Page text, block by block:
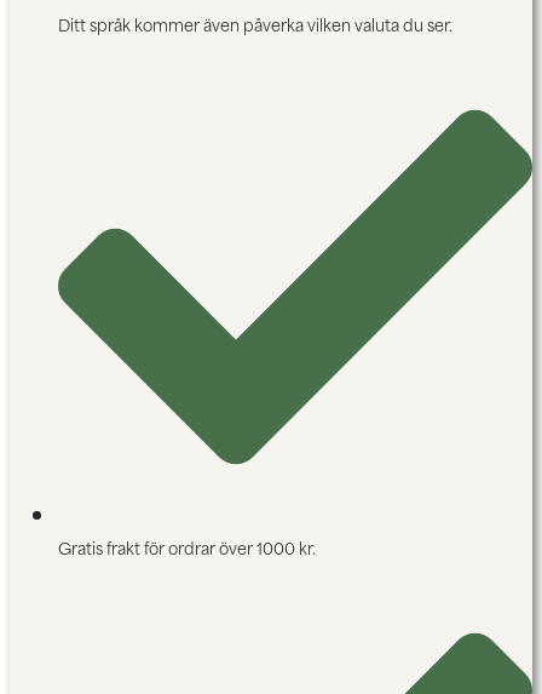
Ditt språk kommer även påverka vilken valuta du ser.
Gratis frakt för ordrar över 1000 kr.